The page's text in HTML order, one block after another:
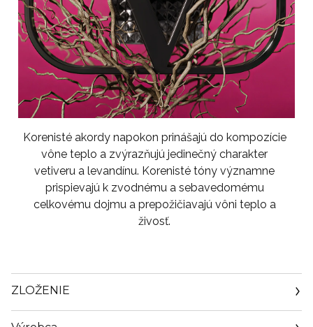
Korenisté akordy napokon prinášajú do kompozície
vône teplo a zvýrazňujú jedinečný charakter
vetiveru a levandínu. Korenisté tóny významne
prispievajú k zvodnému a sebavedomému
celkovému dojmu a prepožičiavajú vôni teplo a
živosť.
ZLOŽENIE